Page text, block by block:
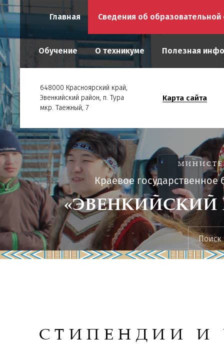
Главная Сведения об образовательной
Обучение О техникуме Полезная
648000 Красноярский край,
Эвенкийский район, п. Тура
мкр. Таежный, 7
Карта сайта
Краевое
СТИПЕНДИИ И